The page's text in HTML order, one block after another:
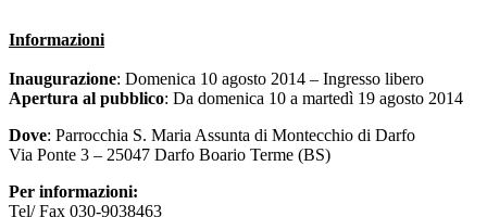
Informazioni
Inaugurazione: Domenica 10 agosto 2014 – Ingresso libero
Apertura al pubblico: Da domenica 10 a martedì 19 agosto 2014
Dove: Parrocchia S. Maria Assunta di Montecchio di Darfo
Via Ponte 3 – 25047 Darfo Boario Terme (BS)
Per informazioni:
Tel/ Fax 030-9038463